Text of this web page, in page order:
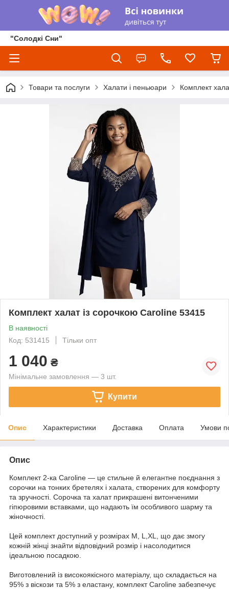
"Солодкі Сни"
Товари та послуги Халати і пеньюари Комплект
Комплект халат із сорочкою Caroline 53415
В наявності
Код: 531415
Тільки опт
1 040 ₴
Мінімальне замовлення — 3 шт.
Купити
Опис Характеристики Доставка Оплата Умови
Опис
Комплект 2-ка Caroline — це стильне й елегантне поєднання з
сорочки на тонких бретелях і халата, створених для комфорту
та зручності. Сорочка та халат прикрашені витонченими
гіпюровими вставками, що надають їм особливого шарму та
жіночності.
Цей комплект доступний у розмірах M, L,XL, що дає змогу
кожній жінці знайти відповідний розмір і насолодитися
ідеальною посадкою.
Виготовлений із високоякісного матеріалу, що складається на
95% з віскози та 5% з еластану, комплект Caroline забезпечує